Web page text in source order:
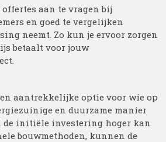
aan te vragen bij
en goed te vergelijken
neemt. Zo kun je ervoor zorgen
betaalt voor jouw
aantrekkelijke optie voor wie op
en duurzame manier
de initiële investering hoger kan
bouwmethoden, kunnen de